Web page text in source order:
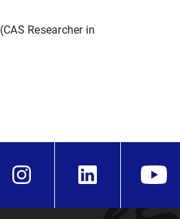
(CAS Researcher in